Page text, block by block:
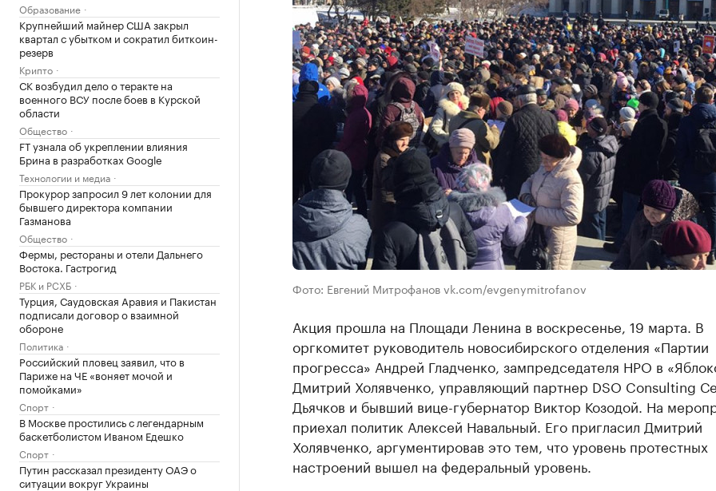
Образование
Крупнейший майнер США закрыл
квартал с убытком и сократил биткоин-
резерв
Крипто
СК возбудил дело о теракте на
военного ВСУ после боев в Курской
области
Общество
FT узнала об укреплении влияния
Брина в разработках Google
Технологии и медиа
Прокурор запросил 9 лет колонии для
бывшего директора компании
Газманова
Общество
Фермы, рестораны и отели Дальнего
Востока. Гастрогид
РБК и РСХБ
Турция, Саудовская Аравия и Пакистан
подписали договор о взаимной
обороне
Политика
Российский пловец заявил, что в
Париже на ЧЕ «воняет мочой и
помойками»
Спорт
В Москве простились с легендарным
баскетболистом Иваном Едешко
Спорт
Путин рассказал президенту ОАЭ о
ситуации вокруг Украины
Фото: Евгений Митрофанов vk.com/evgenymitrofanov
Акция прошла на Площади Ленина в воскресенье, 19 марта. В
оргкомитет руководитель новосибирского отделения «Партии
прогресса» Андрей Гладченко, зампредседателя НРО в
Дмитрий Холявченко, управляющий партнер DSO Consulting
Дьячков и бывший вице-губернатор Виктор Козодой. На
приехал политик Алексей Навальный. Его пригласил Дмитрий
Холявченко, аргументировав это тем, что уровень протестных
настроений вышел на федеральный уровень.